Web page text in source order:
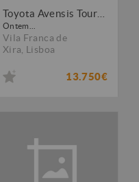
Ontem...
Vila Franca de
Xira Lisboa
13.750€